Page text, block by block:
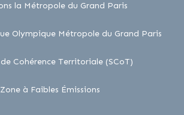
la Métropole du Grand Paris
Olympique Métropole du Grand Parislien
Cohérence Territoriale (SCoT)
Zone à Faibles Émissionslien externe